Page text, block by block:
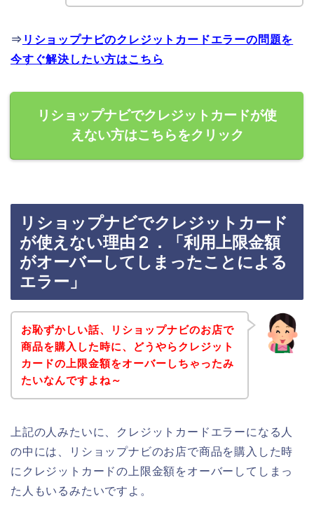
⇒ リショップナビのクレジットカードエラーの問題を
今すぐ解決したい方はこちら
リショップナビでクレジットカードが使
えない方はこちらをクリック
リショップナビでクレジットカード
が使えない理由２．「利用上限金額
がオーバーしてしまったことによる
エラー」
お恥ずかしい話、リショップナビのお店で
商品を購入した時に、どうやらクレジット
カードの上限金額をオーバーしちゃったみ
たいなんですよね～
上記の人みたいに、クレジットカードエラーになる人
の中には、リショップナビのお店で商品を購入した時
にクレジットカードの上限金額をオーバーしてしまっ
た人もいるみたいですよ。